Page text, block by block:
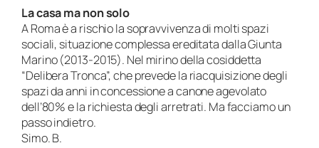
La casa ma non solo
A Roma è a rischio la sopravvivenza di molti spazi
sociali, situazione complessa ereditata dalla Giunta
Marino (2013-2015). Nel mirino della cosiddetta
“Delibera Tronca”, che prevede la riacquisizione degli
spazi da anni in concessione a canone agevolato
dell’80% e la richiesta degli arretrati. Ma facciamo un
passo indietro.
Simo. B.